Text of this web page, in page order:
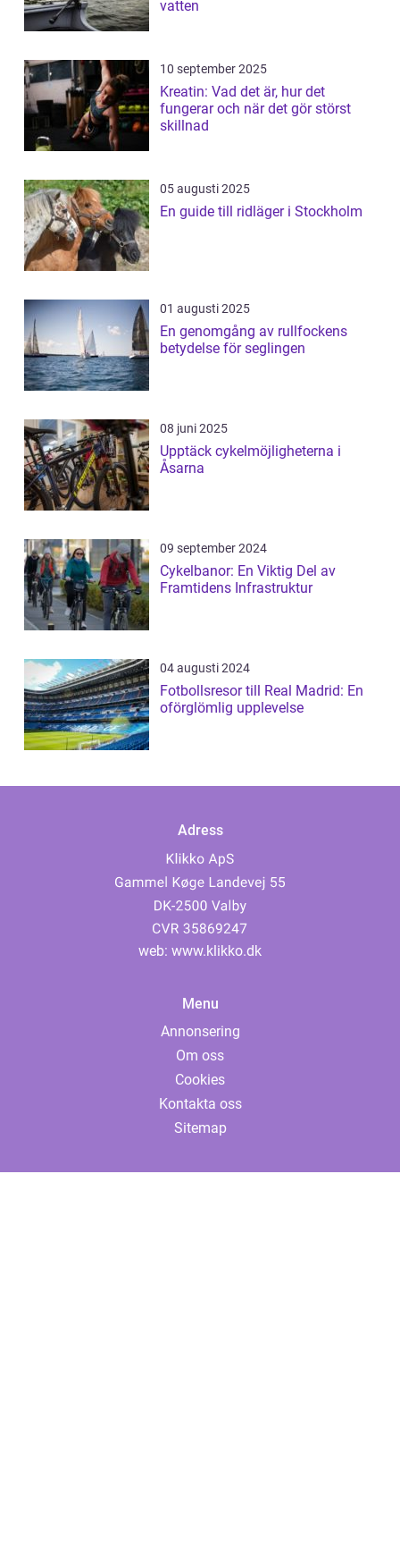
vatten
10 september 2025
Kreatin: Vad det är, hur det
fungerar och när det gör störst
skillnad
05 augusti 2025
En guide till ridläger i Stockholm
01 augusti 2025
En genomgång av rullfockens
betydelse för seglingen
08 juni 2025
Upptäck cykelmöjligheterna i
Åsarna
09 september 2024
Cykelbanor: En Viktig Del av
Framtidens Infrastruktur
04 augusti 2024
Fotbollsresor till Real Madrid: En
oförglömlig upplevelse
Adress
web: www.klikko.dk
Menu
Annonsering
Om oss
Cookies
Kontakta oss
Sitemap